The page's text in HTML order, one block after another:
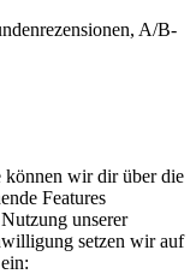
A/B-
können wir dir über die
Features
unserer
setzen wir auf